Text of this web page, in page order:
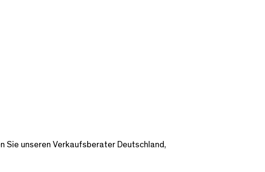
Sie unseren Verkaufsberater Deutschland,